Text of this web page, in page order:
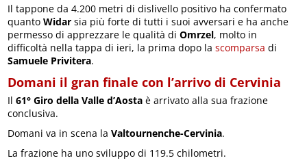
Il tappone da 4.200 metri di dislivello positivo ha confermato
quantoWidar sia più forte di tutti i suoi avversari e ha anche
permesso di apprezzare le qualità diOmrzel, molto in
difficoltà nella tappa di ieri, la prima dopo lascomparsa di
Samuele Privitera.
Domani il gran finale con l’arrivo di Cervinia
Il61° Giro della Valle d’Aosta è arrivato alla sua frazione
conclusiva.
Domani va in scena laValtournenche-Cervinia.
La frazione ha uno sviluppo di 119.5 chilometri.